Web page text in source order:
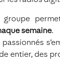
groupe
semaine.
entier, des